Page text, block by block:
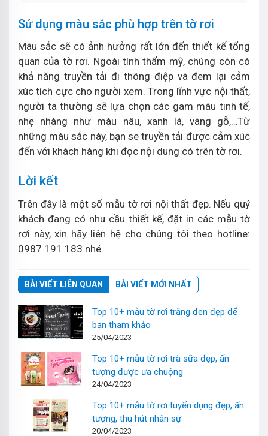
Sử dụng màu sắc phù hợp trên tờ rơi
Màu sắc sẽ có ảnh hưởng rất lớn đến thiết kế tổng
quan của tờ rơi. Ngoài tính thẩm mỹ, chúng còn có
khả năng truyền tải đi thông điệp và đem lại cảm
xúc tích cực cho người xem. Trong lĩnh vực nội thất,
người ta thường sẽ lựa chọn các gam màu tinh tế,
nhẹ nhàng như màu nâu, xanh lá, vàng gỗ,…Từ
những màu sắc này, bạn se truyền tải được cảm xúc
đến với khách hàng khi đọc nội dung có trên tờ rơi.
Lời kết
Trên đây là một số mẫu tờ rơi nội thất đẹp. Nếu quý
khách đang có nhu cầu thiết kế, đặt in các mẫu tờ
rơi này, xin hãy liên hệ cho chúng tôi theo hotline:
0987 191 183 nhé.
BÀI VIẾT LIÊN QUAN BÀI VIẾT MỚI NHẤT
Top 10+ mẫu tờ rơi trắng đen đẹp để
bạn tham khảo
25/04/2023
Top 10+ mẫu tờ rơi trà sữa đẹp, ấn
tượng được ưa chuộng
24/04/2023
Top 10+ mẫu tờ rơi tuyển dụng đẹp, ấn
tượng, thu hút nhân sự
20/04/2023